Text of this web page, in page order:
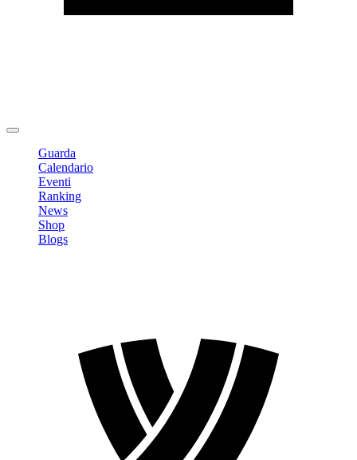
Guarda
Calendario
Eventi
Ranking
News
Shop
Blogs